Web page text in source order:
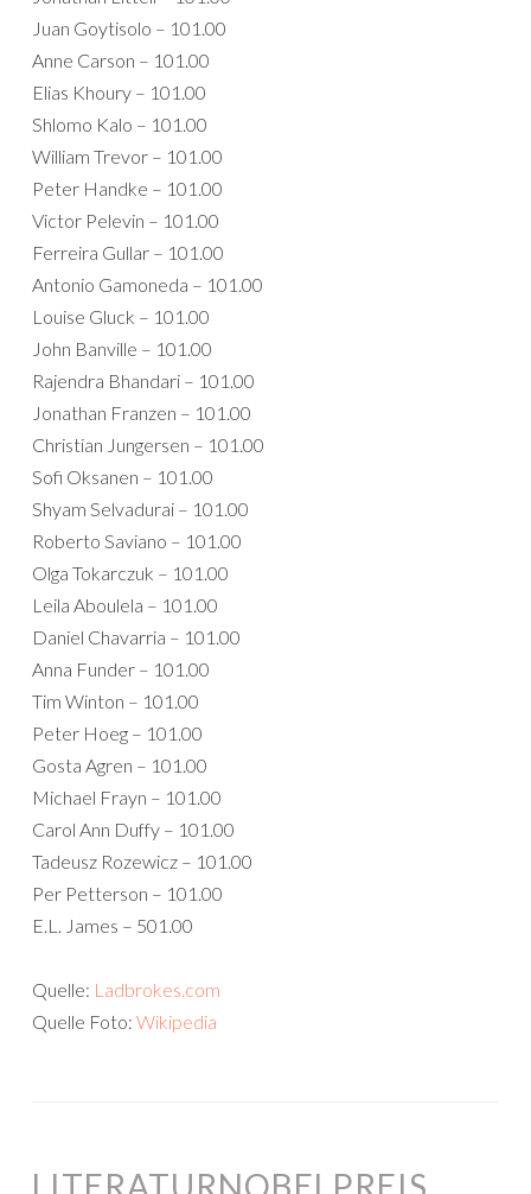
Juan Goytisolo – 101.00
Anne Carson – 101.00
Elias Khoury – 101.00
Shlomo Kalo – 101.00
William Trevor – 101.00
Peter Handke – 101.00
Victor Pelevin – 101.00
Ferreira Gullar – 101.00
Antonio Gamoneda – 101.00
Louise Gluck – 101.00
John Banville – 101.00
Rajendra Bhandari – 101.00
Jonathan Franzen – 101.00
Christian Jungersen – 101.00
Sofi Oksanen – 101.00
Shyam Selvadurai – 101.00
Roberto Saviano – 101.00
Olga Tokarczuk – 101.00
Leila Aboulela – 101.00
Daniel Chavarria – 101.00
Anna Funder – 101.00
Tim Winton – 101.00
Peter Hoeg – 101.00
Gosta Agren – 101.00
Michael Frayn – 101.00
Carol Ann Duffy – 101.00
Tadeusz Rozewicz – 101.00
Per Petterson – 101.00
E.L. James – 501.00
Quelle: Ladbrokes.com
Quelle Foto: Wikipedia
LITERATURNOBELPREIS